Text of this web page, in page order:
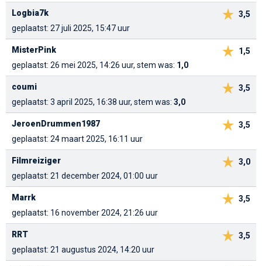
3,5
Logbia7k
geplaatst: 27 juli 2025, 15:47 uur
1,5
MisterPink
geplaatst: 26 mei 2025, 14:26 uur, stem was: 1,0
3,5
coumi
geplaatst: 3 april 2025, 16:38 uur, stem was: 3,0
3,5
JeroenDrummen1987
geplaatst: 24 maart 2025, 16:11 uur
3,0
Filmreiziger
geplaatst: 21 december 2024, 01:00 uur
3,5
Marrk
geplaatst: 16 november 2024, 21:26 uur
3,5
RRT
geplaatst: 21 augustus 2024, 14:20 uur